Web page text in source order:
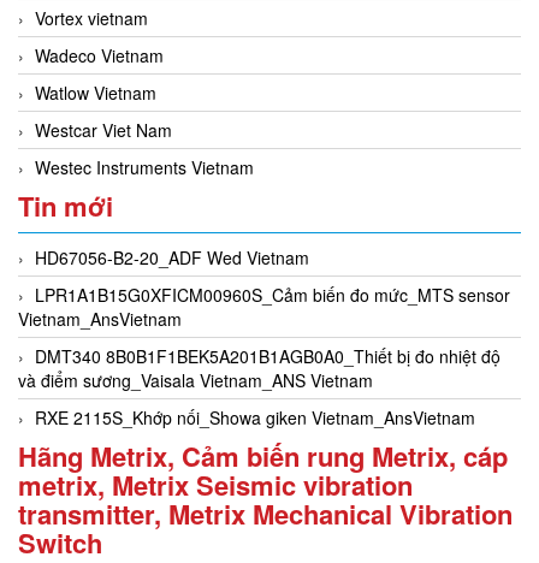
Vortex vietnam
Wadeco Vietnam
Watlow Vietnam
Westcar Viet Nam
Westec Instruments Vietnam
Tin mới
HD67056-B2-20_ADF Wed Vietnam
LPR1A1B15G0XFICM00960S_Cảm biến đo mức_MTS sensor
Vietnam_AnsVietnam
DMT340 8B0B1F1BEK5A201B1AGB0A0_Thiết bị đo nhiệt độ
và điểm sương_Vaisala Vietnam_ANS Vietnam
RXE 2115S_Khớp nối_Showa giken Vietnam_AnsVietnam
Hãng Metrix, Cảm biến rung Metrix, cáp
metrix, Metrix Seismic vibration
transmitter, Metrix Mechanical Vibration
Switch